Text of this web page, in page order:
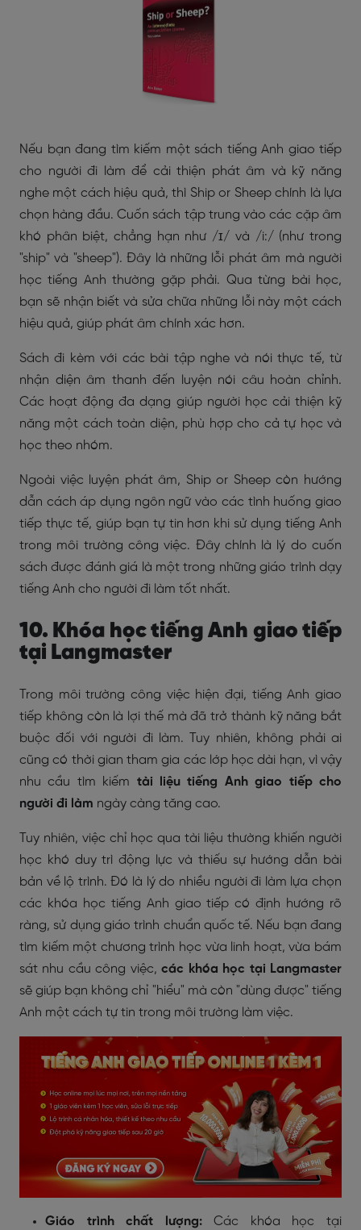
Nếu bạn đang tìm kiếm một sách tiếng Anh giao tiếp
cho người đi làm để cải thiện phát âm và kỹ năng
nghe một cách hiệu quả, thì Ship or Sheep chính là lựa
chọn hàng đầu. Cuốn sách tập trung vào các cặp âm
khó phân biệt, chẳng hạn như /ɪ/ và /i:/ (như trong
"ship" và "sheep"). Đây là những lỗi phát âm mà người
học tiếng Anh thường gặp phải. Qua từng bài học,
bạn sẽ nhận biết và sửa chữa những lỗi này một cách
hiệu quả, giúp phát âm chính xác hơn.
Sách đi kèm với các bài tập nghe và nói thực tế, từ
nhận diện âm thanh đến luyện nói câu hoàn chỉnh.
Các hoạt động đa dạng giúp người học cải thiện kỹ
năng một cách toàn diện, phù hợp cho cả tự học và
học theo nhóm.
Ngoài việc luyện phát âm, Ship or Sheep còn hướng
dẫn cách áp dụng ngôn ngữ vào các tình huống giao
tiếp thực tế, giúp bạn tự tin hơn khi sử dụng tiếng Anh
trong môi trường công việc. Đây chính là lý do cuốn
sách được đánh giá là một trong những giáo trình dạy
tiếng Anh cho người đi làm tốt nhất.
10. Khóa học tiếng Anh giao tiếp
tại Langmaster
Trong môi trường công việc hiện đại, tiếng Anh giao
tiếp không còn là lợi thế mà đã trở thành kỹ năng bắt
buộc đối với người đi làm. Tuy nhiên, không phải ai
cũng có thời gian tham gia các lớp học dài hạn, vì vậy
nhu cầu tìm kiếm tài liệu tiếng Anh giao tiếp cho
người đi làm ngày càng tăng cao.
Tuy nhiên, việc chỉ học qua tài liệu thường khiến người
học khó duy trì động lực và thiếu sự hướng dẫn bài
bản về lộ trình. Đó là lý do nhiều người đi làm lựa chọn
các khóa học tiếng Anh giao tiếp có định hướng rõ
ràng, sử dụng giáo trình chuẩn quốc tế. Nếu bạn đang
tìm kiếm một chương trình học vừa linh hoạt, vừa bám
sát nhu cầu công việc,các khóa học tại Langmaster
sẽ giúp bạn không chỉ "hiểu" mà còn "dùng được" tiếng
Anh một cách tự tin trong môi trường làm việc.
Giáo trình chất lượng:Các khóa học tại